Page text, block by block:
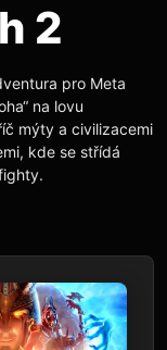
2
pro Meta
na lovu
mýty a civilizacemi
kde se střídá